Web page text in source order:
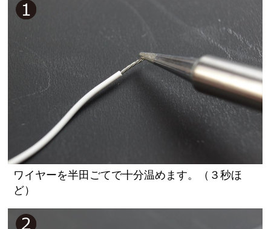
ワイヤーを半田ごてで十分温めます。（３秒ほ
ど）